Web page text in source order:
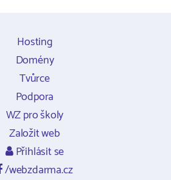
Hosting
Domény
Tvůrce
Podpora
WZ pro školy
Založit web
Přihlásit se
/webzdarma.cz